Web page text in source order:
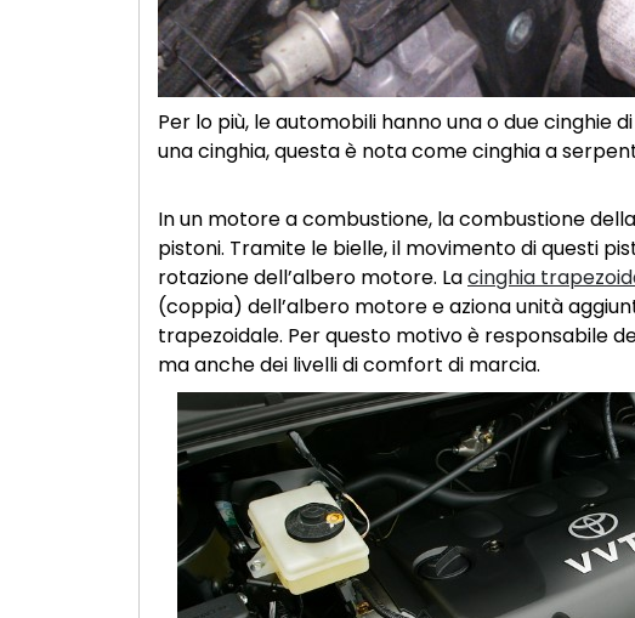
Per lo più, le automobili hanno una o due cinghie
una cinghia, questa è nota come cinghia a
In un motore a combustione, la combustione
pistoni. Tramite le bielle, il movimento di questi
rotazione dell’albero motore. Lacinghia
(coppia) dell’albero motore e aziona unità
trapezoidale. Per questo motivo è responsabile
ma anche dei livelli di comfort di marcia.